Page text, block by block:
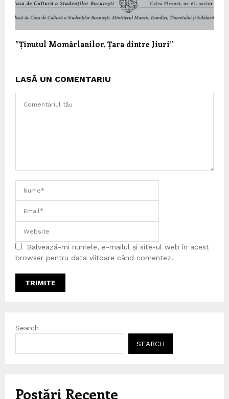
”Ținutul Momârlanilor, Țara dintre Jiuri”
LASĂ UN COMENTARIU
Salvează-mi numele, e-mailul și site-ul web în acest
browser pentru data viitoare când comentez.
Search
SEARCH
Postări Recente